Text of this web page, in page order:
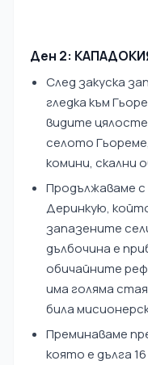
Ден 2:
След закуска
гледка към
видите
селото
комини, скални
Продължаваме
Деринкую,
запазените
дълбочина е
обичайните
има голяма
била
Преминаваме
която е дълга